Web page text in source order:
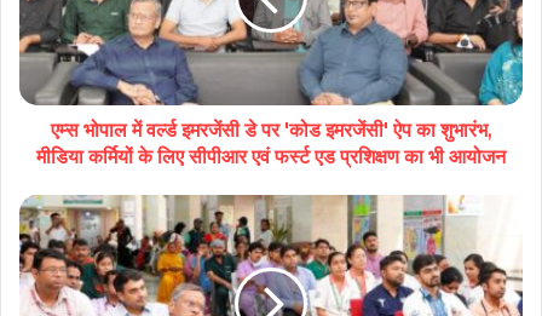
एम्स भोपाल में वर्ल्ड इमरजेंसी डे पर 'कोड इमरजेंसी' ऐप का शुभारंभ,
मीडिया कर्मियों के लिए सीपीआर एवं फर्स्ट एड प्रशिक्षण का भी आयोजन